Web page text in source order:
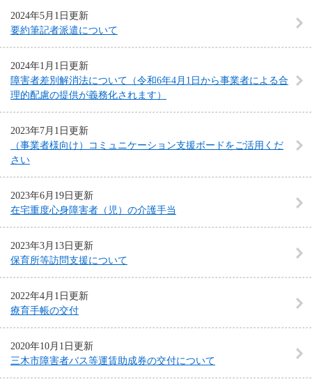
2024年5月1日更新
要約筆記者派遣について
2024年1月1日更新
障害者差別解消法について（令和6年4月1日から事業者による合
理的配慮の提供が義務化されます）
2023年7月1日更新
（事業者様向け）コミュニケーション支援ボードをご活用くだ
さい
2023年6月19日更新
在宅重度心身障害者（児）の介護手当
2023年3月13日更新
保育所等訪問支援について
2022年4月1日更新
療育手帳の交付
2020年10月1日更新
三木市障害者バス等運賃助成券の交付について